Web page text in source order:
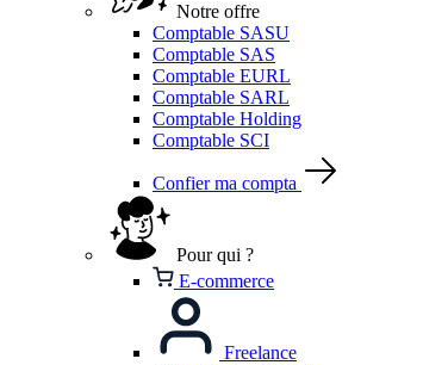
Notre offre
Comptable SASU
Comptable SAS
Comptable EURL
Comptable SARL
Comptable Holding
Comptable SCI
Confier ma compta
Pour qui ?
E-commerce
Freelance